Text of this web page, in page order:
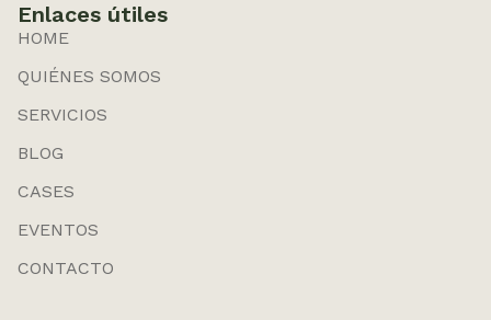
Enlaces útiles
HOME
QUIÉNES SOMOS
SERVICIOS
BLOG
CASES
EVENTOS
CONTACTO